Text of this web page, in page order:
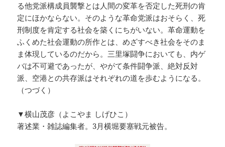
る他党派構成員襲撃とは人間の変革を否定した死刑の肯
定にほかならない。そのような革命党派はおそらく、死
刑制度を肯定する社会を築くにちがいない。革命運動を
ふくめた社会運動の所作とは、めざすべき社会をそのま
ま体現しているのだから。三里塚闘争においても、内ゲ
バは不可避であったが、やがて条件闘争派、絶対反対
派、空港との共存派はそれぞれの道を歩むようになる。
（つづく）
▼横山茂彦（よこやま しげひこ）
著述業・雑誌編集者。3月横堀要塞戦元被告。